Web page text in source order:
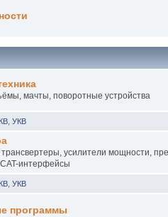
мачты, поворотные устройства
КВ УКВ
усилители мощности,
интерфейсы
КВ УКВ
программы